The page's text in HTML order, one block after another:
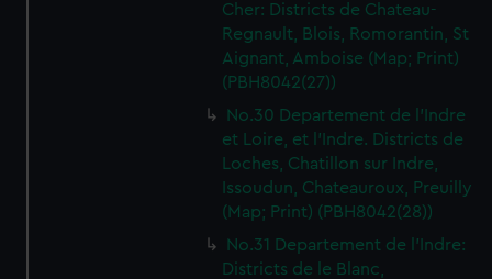
Cher: Districts de Chateau-
Regnault, Blois, Romorantin, St
Aignant, Amboise (Map; Print)
(PBH8042(27))
No.30 Departement de l'Indre
et Loire, et l'Indre. Districts de
Loches, Chatillon sur Indre,
Issoudun, Chateauroux, Preuilly
(Map; Print) (PBH8042(28))
No.31 Departement de l'Indre:
Districts de le Blanc,